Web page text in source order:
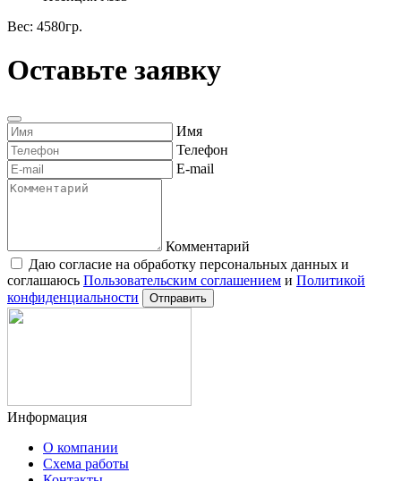
Вес: 4580гр.
Оставьте заявку
Имя
Телефон
E-mail
Комментарий
Даю согласие на обработку персональных данных и
соглашаюсь Пользовательским соглашением и Политикой
конфиденциальности
Отправить
Информация
О компании
Схема работы